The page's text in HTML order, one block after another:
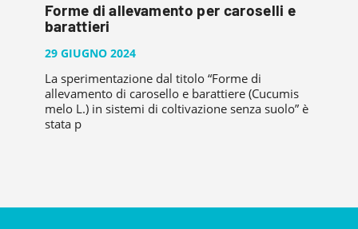
Forme di allevamento per caroselli e
barattieri
29 GIUGNO 2024
La sperimentazione dal titolo “Forme di
allevamento di carosello e barattiere (Cucumis
melo L.) in sistemi di coltivazione senza suolo” è
stata p